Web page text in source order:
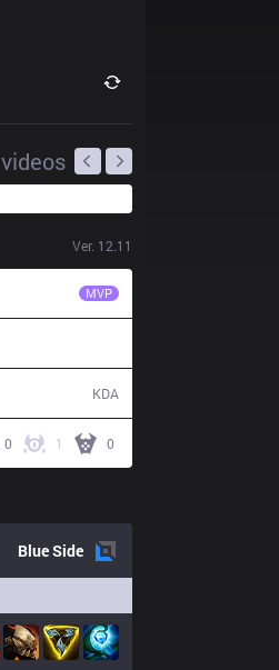
videos
Ver. 12.11
MVP
KDA
0 1 0
BlueSide